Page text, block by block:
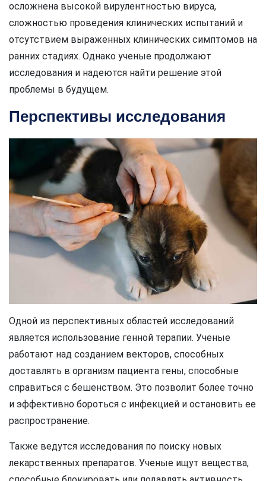
осложнена высокой вирулентностью вируса,
сложностью проведения клинических испытаний и
отсутствием выраженных клинических симптомов на
ранних стадиях. Однако ученые продолжают
исследования и надеются найти решение этой
проблемы в будущем.
Перспективы исследования
Одной из перспективных областей исследований
является использование генной терапии. Ученые
работают над созданием векторов, способных
доставлять в организм пациента гены, способные
справиться с бешенством. Это позволит более точно
и эффективно бороться с инфекцией и остановить ее
распространение.
Также ведутся исследования по поиску новых
лекарственных препаратов. Ученые ищут вещества,